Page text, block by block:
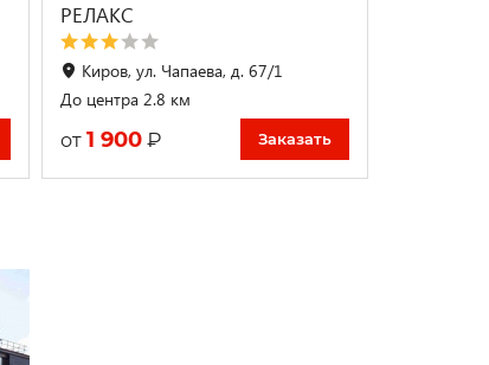
РЕЛАКС
Киров, ул. Чапаева, д. 67/1
До центра 2.8 км
от1 900 ₽ Заказать